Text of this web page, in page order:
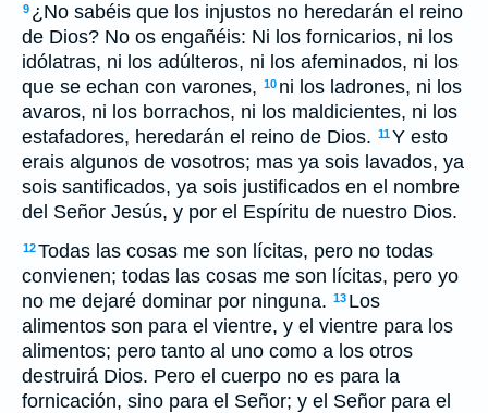
9 ¿No sabéis que los injustos no heredarán el reino
de Dios? No os engañéis: Ni los fornicarios, ni los
idólatras, ni los adúlteros, ni los afeminados, ni los
que se echan con varones, 10 ni los ladrones, ni los
avaros, ni los borrachos, ni los maldicientes, ni los
estafadores, heredarán el reino de Dios. 11Y esto
erais algunos de vosotros; mas ya sois lavados, ya
sois santificados, ya sois justificados en el nombre
del Señor Jesús, y por el Espíritu de nuestro Dios.
12Todas las cosas me son lícitas, pero no todas
convienen; todas las cosas me son lícitas, pero yo
no me dejaré dominar por ninguna. 13 Los
alimentos son para el vientre, y el vientre para los
alimentos; pero tanto al uno como a los otros
destruirá Dios. Pero el cuerpo no es para la
fornicación, sino para el Señor; y el Señor para el